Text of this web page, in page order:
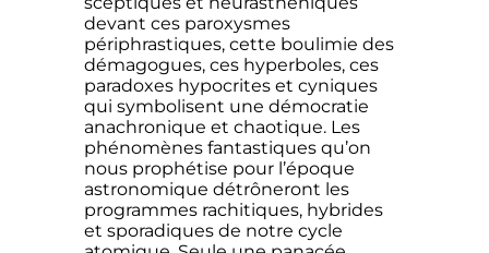
devant ces paroxysmes
périphrastiques, cette boulimie des
démagogues, ces hyperboles, ces
paradoxes hypocrites et cyniques
qui symbolisent une démocratie
anachronique et chaotique. Les
phénomènes fantastiques qu’on
nous prophétise pour l’époque
astronomique détrôneront les
programmes rachitiques, hybrides
et sporadiques de notre cycle